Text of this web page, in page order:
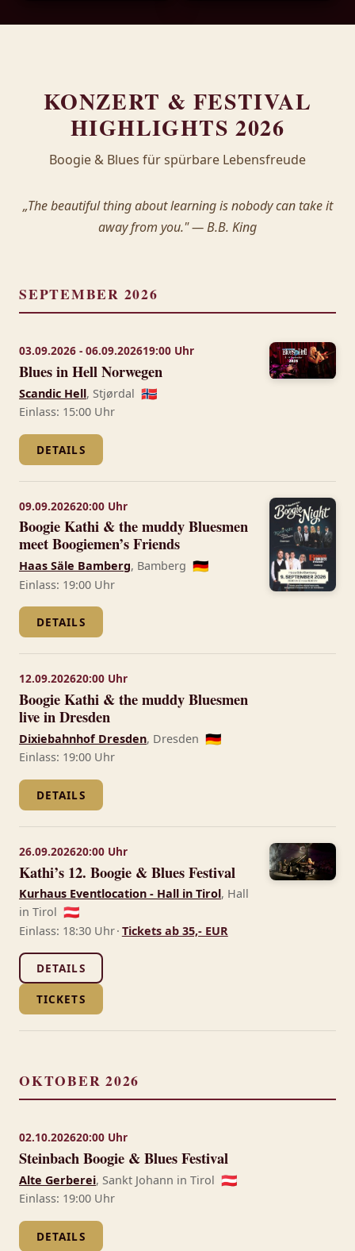
KONZERT & FESTIVAL
HIGHLIGHTS 2026
Boogie & Blues für spürbare Lebensfreude
„The beautiful thing about learning is nobody can take it
away from you." — B.B. King
SEPTEMBER 2026
03.09.2026 - 06.09.202619:00 Uhr
Blues in Hell Norwegen
Scandic Hell, Stjørdal 🇳🇴
Einlass: 15:00 Uhr
DETAILS
09.09.202620:00 Uhr
Boogie Kathi & the muddy Bluesmen
meet Boogiemen’s Friends
Haas Säle Bamberg, Bamberg 🇩🇪
Einlass: 19:00 Uhr
DETAILS
12.09.202620:00 Uhr
Boogie Kathi & the muddy Bluesmen
live in Dresden
Dixiebahnhof Dresden, Dresden 🇩🇪
Einlass: 19:00 Uhr
DETAILS
26.09.202620:00 Uhr
Kathi’s 12. Boogie & Blues Festival
Kurhaus Eventlocation - Hall in Tirol, Hall
in Tirol 🇦🇹
Einlass: 18:30 Uhr· Tickets ab 35,- EUR
DETAILS
TICKETS
OKTOBER 2026
02.10.202620:00 Uhr
Steinbach Boogie & Blues Festival
Alte Gerberei, Sankt Johann in Tirol 🇦🇹
Einlass: 19:00 Uhr
DETAILS